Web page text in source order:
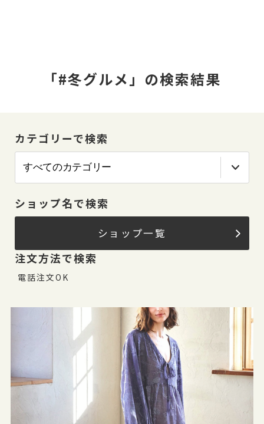
「#冬グルメ」の検索結果
カテゴリーで検索
ショップ名で検索
ショップ一覧
注文方法で検索
電話注文OK